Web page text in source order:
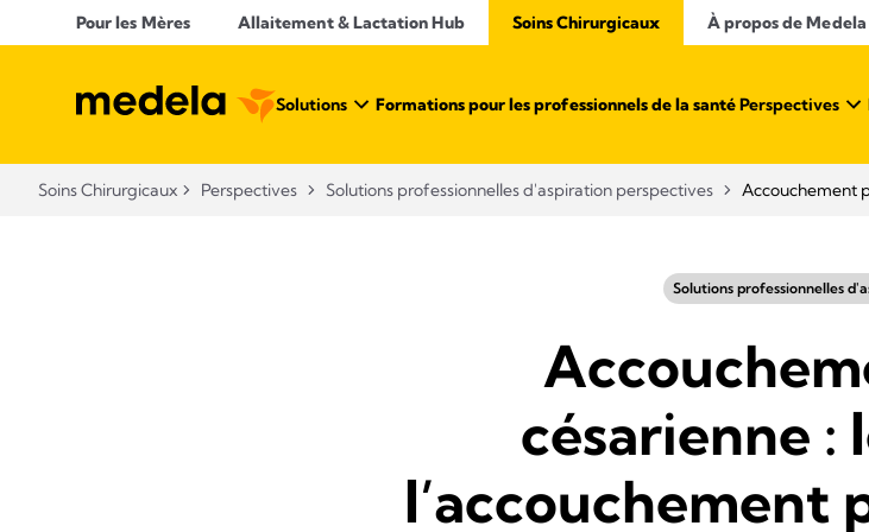
Pour les Mères Allaitement & Lactation Hub Soins Chirurgicaux À propos de Medela
Solutions Formations pour les professionnels de la santé ​Perspectives
Soins Chirurgicaux Perspectives Solutions professionnelles d'aspiration perspectives Accouchement
Solutions professionnelles
césarienne :
l’accouchement